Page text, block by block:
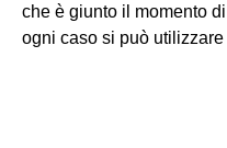
che è giunto il momento
ogni caso si può